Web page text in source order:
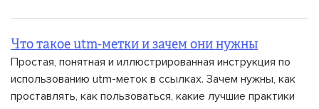
Что такое utm-метки и зачем они нужны
Простая, понятная и иллюстрированная инструкция по
использованию utm-меток в ссылках. Зачем нужны, как
проставлять, как пользоваться, какие лучшие практики